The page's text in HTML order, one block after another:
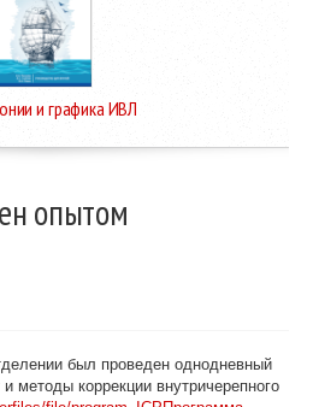
и графика ИВЛ
опытом
был проведен однодневный
методы коррекции внутричерепного